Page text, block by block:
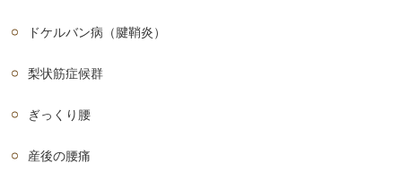
ドケルバン病（腱鞘炎）
梨状筋症候群
ぎっくり腰
産後の腰痛